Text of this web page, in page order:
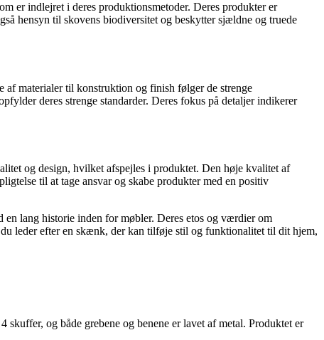
er indlejret i deres produktionsmetoder. Deres produkter er
hensyn til skovens biodiversitet og beskytter sjældne og truede
af materialer til konstruktion og finish følger de strenge
deres strenge standarder. Deres fokus på detaljer indikerer
og design, hvilket afspejles i produktet. Den høje kvalitet af
til at tage ansvar og skabe produkter med en positiv
lang historie inden for møbler. Deres etos og værdier om
leder efter en skænk, der kan tilføje stil og funktionalitet til dit hjem,
og både grebene og benene er lavet af metal. Produktet er